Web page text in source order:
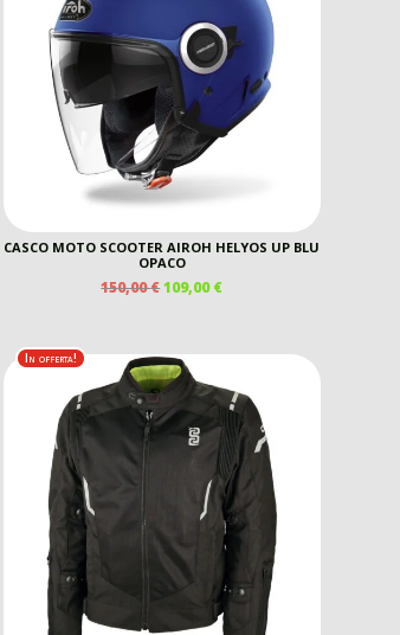
CASCO MOTO SCOOTER AIROH HELYOS UP BLU
OPACO
150,00€IL
150,00 €.
109,00€IL
In offerta!